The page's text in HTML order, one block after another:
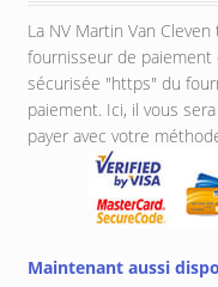
La NV Martin Van
fournisseur de paiement
sécurisée "https" du
paiement. Ici, il vous
payer avec votre
Maintenant aussi